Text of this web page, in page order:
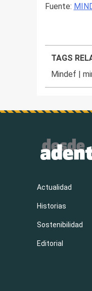
Fuente:
TAGS
Mindef |
Actualidad
Historias
Sostenibilidad
Editorial